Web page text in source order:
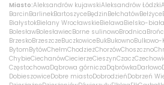
Miasto:Aleksandrów kujawskiAleksandrów Łódzki
BarcinBarlinekBartoszyceBędzinBełchatówBełżyce
BiałystokBielany WrocławskieBielawaBielsko-biała
BolesławBolesławiecBorne sulinowoBrodnica
BrzeskoBrzeszczeBuczkowiceBukBukownoBulkowo-
BytomBytówChełmChodzieżChorzówChoszczno
ChybieCiechanówCiecierzeCieszynCzacz
CzęstochowaDąbrowa górniczaDąbrówkaDarłowo
DobieszowiceDobre miastoDobrodzieńDobrzeń